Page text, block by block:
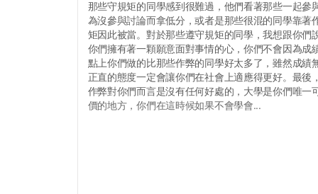
那些守規矩的同學感到很難過，他們看著那些一起參
為沒參與討論而拿低分，或者是那些很混的同學靠著
矩因此被當。對於那些遵守規矩的同學，我想跟你們
你們擁有著一顆願意面對事情的心，你們不會因為成
點上你們做的比那些作弊的同學好太多了，雖然成績
正直的態度一定會讓你們在社會上適應得更好。最後
作弊對你們而言是沒有任何好處的，大學是你們唯一
價的地方，你們在這時候如果不會學會...